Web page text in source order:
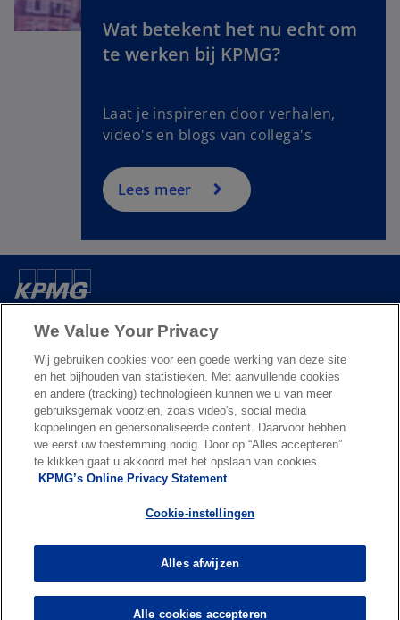
e
w
b
Wat betekent het nu echt om
te werken bij KPMG?
Laat je inspireren door verhalen,
video's en blogs van collega's
Lees meer
o
p
s
i
n
a
n
w
Over ons
Nieuws & Media
Diensten
o
p
e
s
i
n
a
o
e
s
n
a
Privacy & cookies Accessibility
© 2026 KPMG N.V., een naamloze vennootschap en lid van het KPMG-
netwerk van zelfstandige ondernemingen die verbonden zijn aan
wereldwijde KPMG‑organisatie vind je
We Value Your Privacy
Wij gebruiken cookies voor een goede werking van deze site
en het bijhouden van statistieken. Met aanvullende cookies
en andere (tracking) technologieën kunnen we u van meer
gebruiksgemak voorzien, zoals video's, social media
koppelingen en gepersonaliseerde content. Daarvoor hebben
we eerst uw toestemming nodig. Door op “Alles accepteren”
te klikken gaat u akkoord met het opslaan van cookies.
KPMG’s Online Privacy Statement
Cookie-instellingen
Alles afwijzen
Alle cookies accepteren